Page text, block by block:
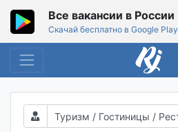
Все вакансии в России
Скачай бесплатно в Google Play